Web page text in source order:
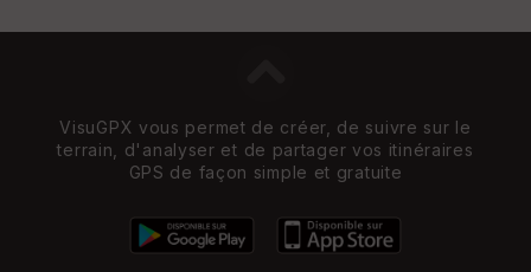
VisuGPX vous permet de créer, de suivre sur le
terrain, d'analyser et de partager vos itinéraires
GPS de façon simple et gratuite